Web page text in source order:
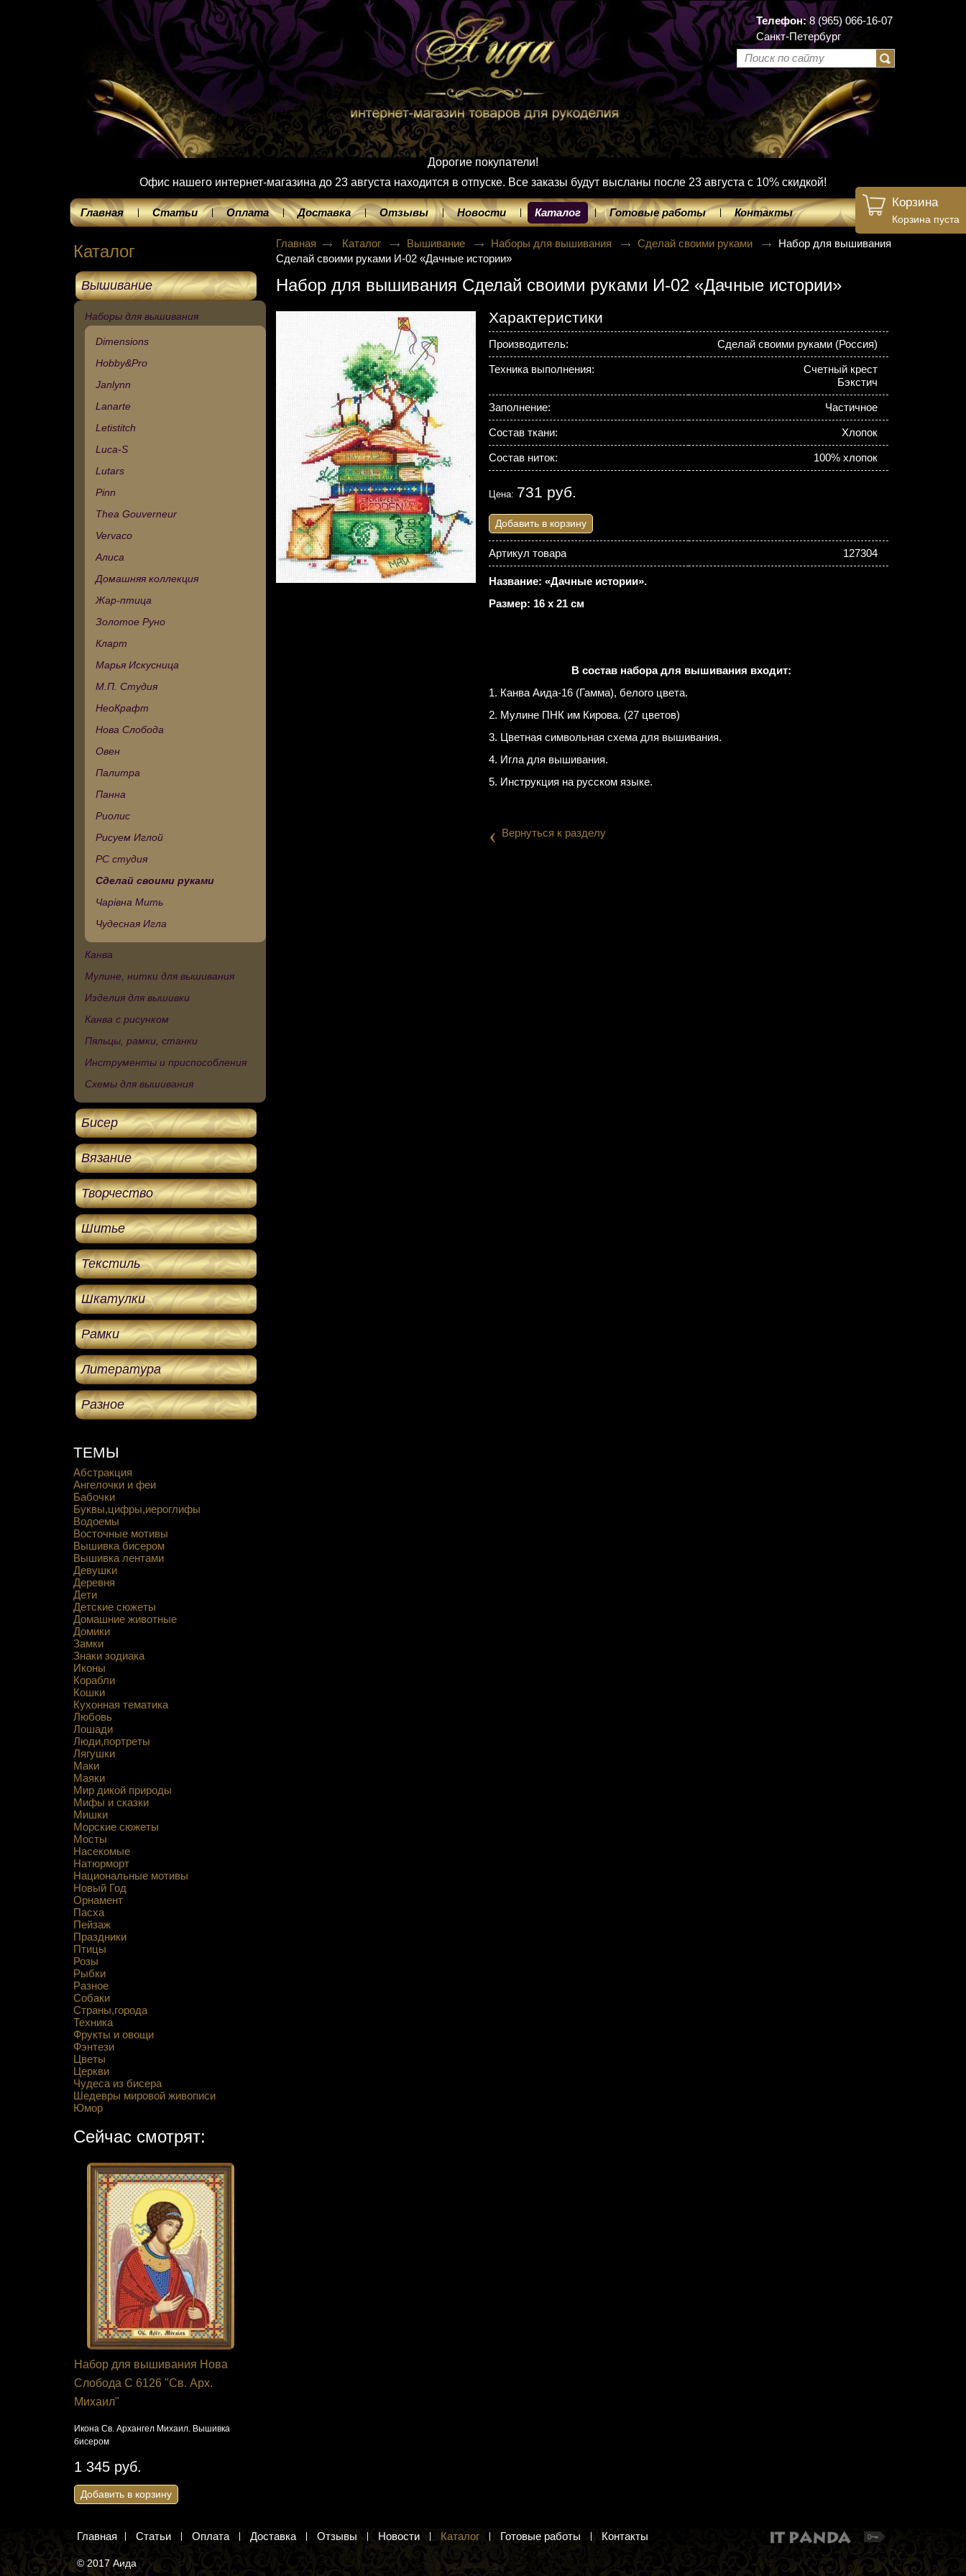
Телефон:8 (965) 066-16-07
Санкт-Петербург
Дорогие покупатели!
Офис нашего интернет-магазина до 23 августа находится в отпуске. Все заказы будут высланы после 23 августа с 10% скидкой!
Главная Статьи Оплата Доставка Отзывы Новости Каталог Готовые работы Контакты
Каталог
Вышивание
Наборы для вышивания
Dimensions
Hobby&Pro
Janlynn
Lanarte
Letistitch
Luca-S
Lutars
Pinn
Thea Gouverneur
Vervaco
Алиса
Домашняя коллекция
Жар-птица
Золотое Руно
Кларт
Марья Искусница
М.П. Студия
НеоКрафт
Нова Слобода
Овен
Палитра
Панна
Риолис
Рисуем Иглой
РС студия
Сделай своими руками
Чарівна Мить
Чудесная Игла
Канва
Мулине, нитки для вышивания
Изделия для вышивки
Канва с рисунком
Пяльцы, рамки, станки
Инструменты и приспособления
Схемы для вышивания
Бисер
Вязание
Творчество
Шитье
Текстиль
Шкатулки
Рамки
Литература
Разное
Корзина
Корзина пуста
ТЕМЫ
Абстракция
Ангелочки и феи
Бабочки
Буквы,цифры,иероглифы
Водоемы
Восточные мотивы
Вышивка бисером
Вышивка лентами
Девушки
Деревня
Дети
Детские сюжеты
Домашние животные
Домики
Замки
Знаки зодиака
Иконы
Корабли
Кошки
Кухонная тематика
Любовь
Лошади
Люди,портреты
Лягушки
Маки
Маяки
Мир дикой природы
Мифы и сказки
Мишки
Морские сюжеты
Мосты
Насекомые
Натюрморт
Национальные мотивы
Новый Год
Орнамент
Пасха
Пейзаж
Праздники
Птицы
Розы
Рыбки
Разное
Собаки
Страны,города
Техника
Фрукты и овощи
Фэнтези
Цветы
Церкви
Чудеса из бисера
Шедевры мировой живописи
Юмор
Сейчас смотрят:
Набор для вышивания Нова
Слобода С 6126 "Св. Арх.
Михаил"
Икона Св. Архангел Михаил. Вышивка
бисером
1 345 руб.
Добавить в корзину
Главная Каталог Вышивание Наборы для вышивания Сделай своими руками
Набор для вышивания
Сделай своими руками И-02 «Дачные истории»
Набор для вышивания Сделай своими руками И-02 «Дачные истории»
Характеристики
Производитель: Сделай своими руками (Россия)
Техника выполнения:
Счетный крест
Бэкстич
Заполнение: Частичное
Состав ткани: Хлопок
Состав ниток: 100% хлопок
Цена: 731 руб.
Добавить в корзину
Артикул товара 127304
Название: «Дачные истории».
Размер: 16 х 21 см
В состав набора для вышивания входит:
1. Канва Аида-16 (Гамма), белого цвета.
2. Мулине ПНК им Кирова. (27 цветов)
3. Цветная символьная схема для вышивания.
4. Игла для вышивания.
5. Инструкция на русском языке.
‹ Вернуться к разделу
Главная Статьи Оплата Доставка Отзывы Новости Каталог Готовые работы Контакты
© 2017 Аида